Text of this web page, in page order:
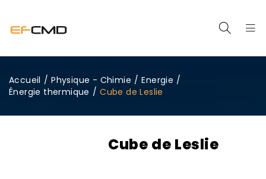
Accueil / Physique - Chimie / Energie /
Énergie thermique / Cube de Leslie
Cube de Leslie